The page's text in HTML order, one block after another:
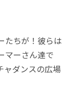
たちが！彼らは
マーさん達で
ャダンスの広場